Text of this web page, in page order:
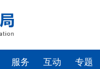
服务 互动 专题